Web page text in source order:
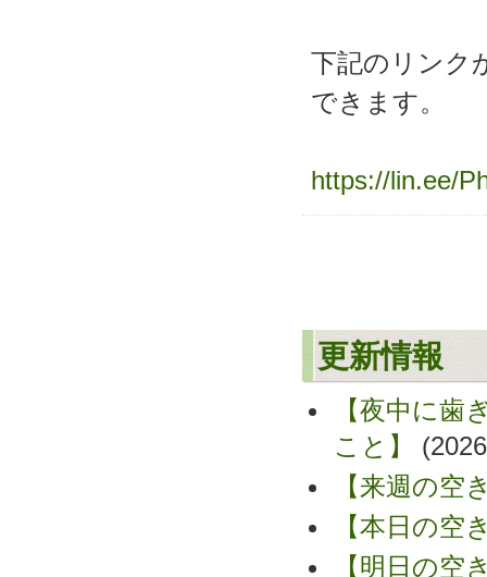
下記のリンク
できます。
https://lin.ee/
更新情報
【夜中に歯
こと】
【来週の空
【本日の空
【明日の空